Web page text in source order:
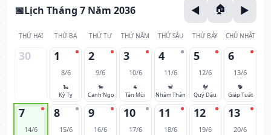
Lịch Tháng 7 Năm 2036
THỨ HAI THỨ BA THỨ TƯ THỨ NĂM THỨ SÁU THỨ BẢY CHỦ NHẬT
30 1
8/6
🐍
Kỷ Tỵ
2
9/6
🐎
Canh Ngọ
3
10/6
🐐
Tân Mùi
4
11/6
🐒
Nhâm Thân
5
12/6
🐓
Quý Dậu
6
13/6
🐕
Giáp Tuất
7
14/6
8
15/6
9
16/6
10
17/6
11
18/6
12
19/6
13
20/6